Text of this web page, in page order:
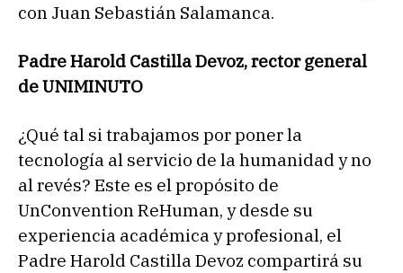
con Juan Sebastián Salamanca.
Padre Harold Castilla Devoz, rector general
de UNIMINUTO
¿Qué tal si trabajamos por poner la
tecnología al servicio de la humanidad y no
al revés? Este es el propósito de
UnConvention ReHuman, y desde su
experiencia académica y profesional, el
Padre Harold Castilla Devoz compartirá su